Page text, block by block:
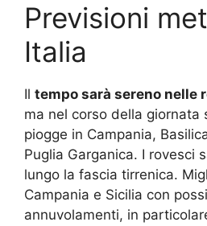
Previsioni
Italia
Il tempo sarà sereno nelle
ma nel corso della giornata
piogge in Campania,
Puglia Garganica. I rovesci
lungo la fascia tirrenica.
Campania e Sicilia con
annuvolamenti, in